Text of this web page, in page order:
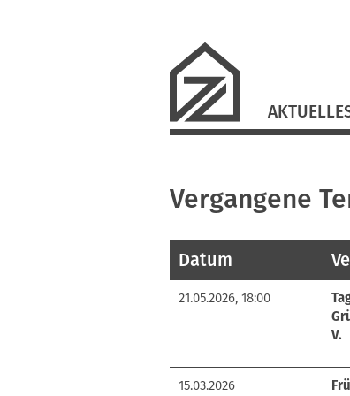
überspringen
Vergangene
Datum
21.05.2026, 18:00
V.
15.03.2026